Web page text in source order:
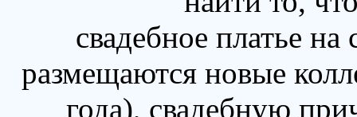
свадебное платье
размещаются новые
года), свадебную